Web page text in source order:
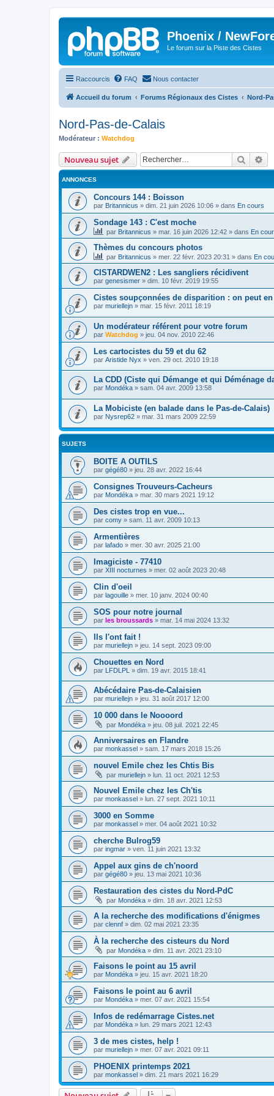
Phoenix /
Le forum sur la Piste des Cistes
Raccourcis FAQ Nous contacter
Accueil du forum Forums Régionaux des Cistes Nord-
Nord-Pas-de-Calais
Modérateur : Watchdog
Nouveau sujet
ANNONCES
Concours 144 : Boisson
par Britannicus » dim. 21 juin 2026 10:06 » dans En cours
Sondage 143 : C'est moche
par Britannicus » mar. 16 juin 2026 12:42 » dans En
Thèmes du concours photos
par Britannicus » mer. 22 févr. 2023 20:31 » dans En
CISTARDWEN2 : Les sangliers récidivent
par genesismer » dim. 10 févr. 2019 19:55
Cistes soupçonnées de disparition : on peut
par muriellejn » mar. 15 févr. 2011 18:19
Un modérateur référent pour votre forum
par Watchdog » jeu. 04 nov. 2010 22:46
Les cartocistes du 59 et du 62
par Aristide Nyx » ven. 29 oct. 2010 19:18
La CDD (Ciste qui Démange et qui Déménage
par Mondéka » sam. 04 avr. 2009 13:58
La Mobiciste (en balade dans le Pas-de-Calais)
par Nysrep62 » mar. 31 mars 2009 22:59
SUJETS
BOITE A OUTILS
par gégé80 » jeu. 28 avr. 2022 16:44
Consignes Trouveurs-Cacheurs
par Mondéka » mar. 30 mars 2021 19:12
Des cistes trop en vue...
par comy » sam. 11 avr. 2009 10:13
Armentières
par lafado » mer. 30 avr. 2025 21:00
Imagiciste - 77410
par XIII nocturnes » mer. 02 août 2023 20:48
Clin d'oeil
par lagouille » mer. 10 janv. 2024 00:40
SOS pour notre journal
par les broussards » mar. 14 mai 2024 13:32
Ils l'ont fait !
par muriellejn » jeu. 14 sept. 2023 09:00
Chouettes en Nord
par LFDLPL » dim. 19 avr. 2015 18:41
Abécédaire Pas-de-Calaisien
par muriellejn » jeu. 31 août 2017 12:00
10 000 dans le Noooord
par Mondéka » jeu. 08 juil. 2021 22:45
Anniversaires en Flandre
par monkassel » sam. 17 mars 2018 15:26
nouvel Emile chez les Chtis Bis
par muriellejn » lun. 11 oct. 2021 12:53
Nouvel Emile chez les Ch'tis
par monkassel » lun. 27 sept. 2021 10:11
3000 en Somme
par monkassel » mer. 04 août 2021 10:32
cherche Bulrog59
par ingmar » ven. 11 juin 2021 13:32
Appel aux gins de ch'noord
par gégé80 » jeu. 13 mai 2021 10:36
Restauration des cistes du Nord-PdC
par Mondéka » dim. 18 avr. 2021 12:53
A la recherche des modifications d'énigmes
par clennf » dim. 02 mai 2021 23:35
À la recherche des cisteurs du Nord
par Mondéka » dim. 11 avr. 2021 23:10
Faisons le point au 15 avril
par Mondéka » jeu. 15 avr. 2021 18:20
Faisons le point au 6 avril
par Mondéka » mer. 07 avr. 2021 15:54
Infos de redémarrage Cistes.net
par Mondéka » lun. 29 mars 2021 12:43
3 de mes cistes, help !
par muriellejn » mer. 07 avr. 2021 09:11
PHOENIX printemps 2021
par monkassel » dim. 21 mars 2021 16:29